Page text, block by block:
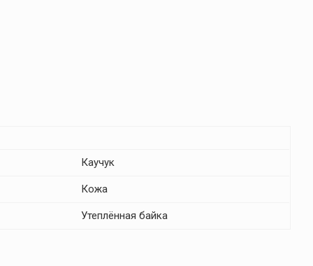
Каучук
Кожа
Утеплённая байка